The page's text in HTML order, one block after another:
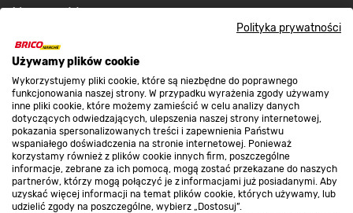
Polityka prywatności
Używamy plików cookie
Wykorzystujemy pliki cookie, które są niezbędne do poprawnego
funkcjonowania naszej strony. W przypadku wyrażenia zgody używamy
inne pliki cookie, które możemy zamieścić w celu analizy danych
dotyczących odwiedzających, ulepszenia naszej strony internetowej,
pokazania spersonalizowanych treści i zapewnienia Państwu
wspaniałego doświadczenia na stronie internetowej. Ponieważ
korzystamy również z plików cookie innych firm, poszczególne
informacje, zebrane za ich pomocą, mogą zostać przekazane do naszych
partnerów, którzy mogą połączyć je z informacjami już posiadanymi. Aby
uzyskać więcej informacji na temat plików cookie, których używamy, lub
udzielić zgody na poszczególne, wybierz „Dostosuj”.
Nasze sklepy
O nas
Kontakt do sklepu
Strefa biznesu